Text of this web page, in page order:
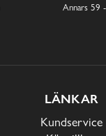
Annars 59
LÄNKAR
Kundservice